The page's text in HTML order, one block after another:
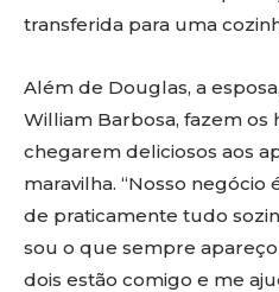
transferida para uma
Além de Douglas, a
William Barbosa, fazem
chegarem deliciosos aos
maravilha. “Nosso negócio
de praticamente tudo
sou o que sempre
dois estão comigo e me